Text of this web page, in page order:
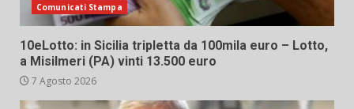
Comunicati Stampa
10eLotto: in Sicilia tripletta da 100mila euro – Lotto,
a Misilmeri (PA) vinti 13.500 euro
7 Agosto 2026